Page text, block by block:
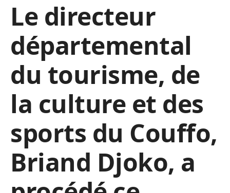
Le directeur
départemental
du tourisme, de
la culture et des
sports du Couffo,
Briand Djoko, a